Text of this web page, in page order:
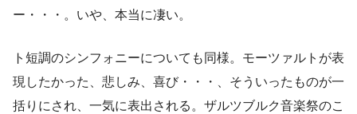
ー・・・。いや、本当に凄い。
ト短調のシンフォニーについても同様。モーツァルトが表
現したかった、悲しみ、喜び・・・、そういったものが一
括りにされ、一気に表出される。ザルツブルク音楽祭のこ